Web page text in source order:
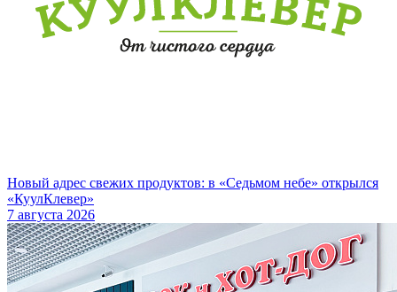
Новый адрес свежих продуктов: в «Седьмом небе» открылся
«КуулКлевер»
7 августа 2026